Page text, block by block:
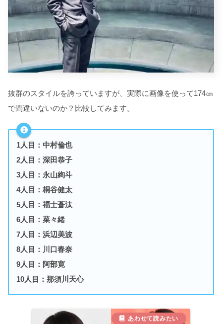
抜群のスタイルを誇っていますが、実際に画像を使って174㎝
で間違いないのか？比較してみます。
1人目：中村倫也
2人目：深田恭子
3人目：永山絢斗
4人目：桐谷健太
5人目：福士蒼汰
6人目：菜々緒
7人目：浜辺美波
8人目：川口春奈
9人目：阿部寛
10人目：那須川天心